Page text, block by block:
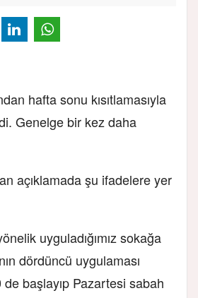
hafta sonu kısıtlamasıyla
Genelge bir kez daha
açıklamada şu ifadelere yer
uyguladığımız sokağa
dördüncü uygulaması
başlayıp Pazartesi sabah